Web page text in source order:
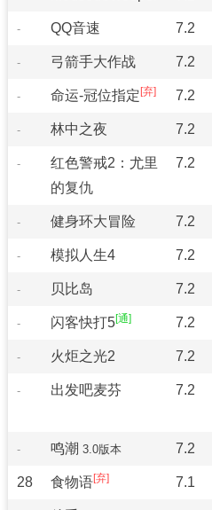
- QQ音速 7.2
- 弓箭手大作战 7.2
- 命运-冠位指定 7.2
- 林中之夜 7.2
-
红色警戒2：尤里
的复仇
7.2
- 健身环大冒险 7.2
- 模拟人生4 7.2
- 贝比岛 7.2
- 闪客快打5 7.2
- 火炬之光2 7.2
- 出发吧麦芬 7.2
- 鸣潮 3.0版本 7.2
28 食物语 7.1